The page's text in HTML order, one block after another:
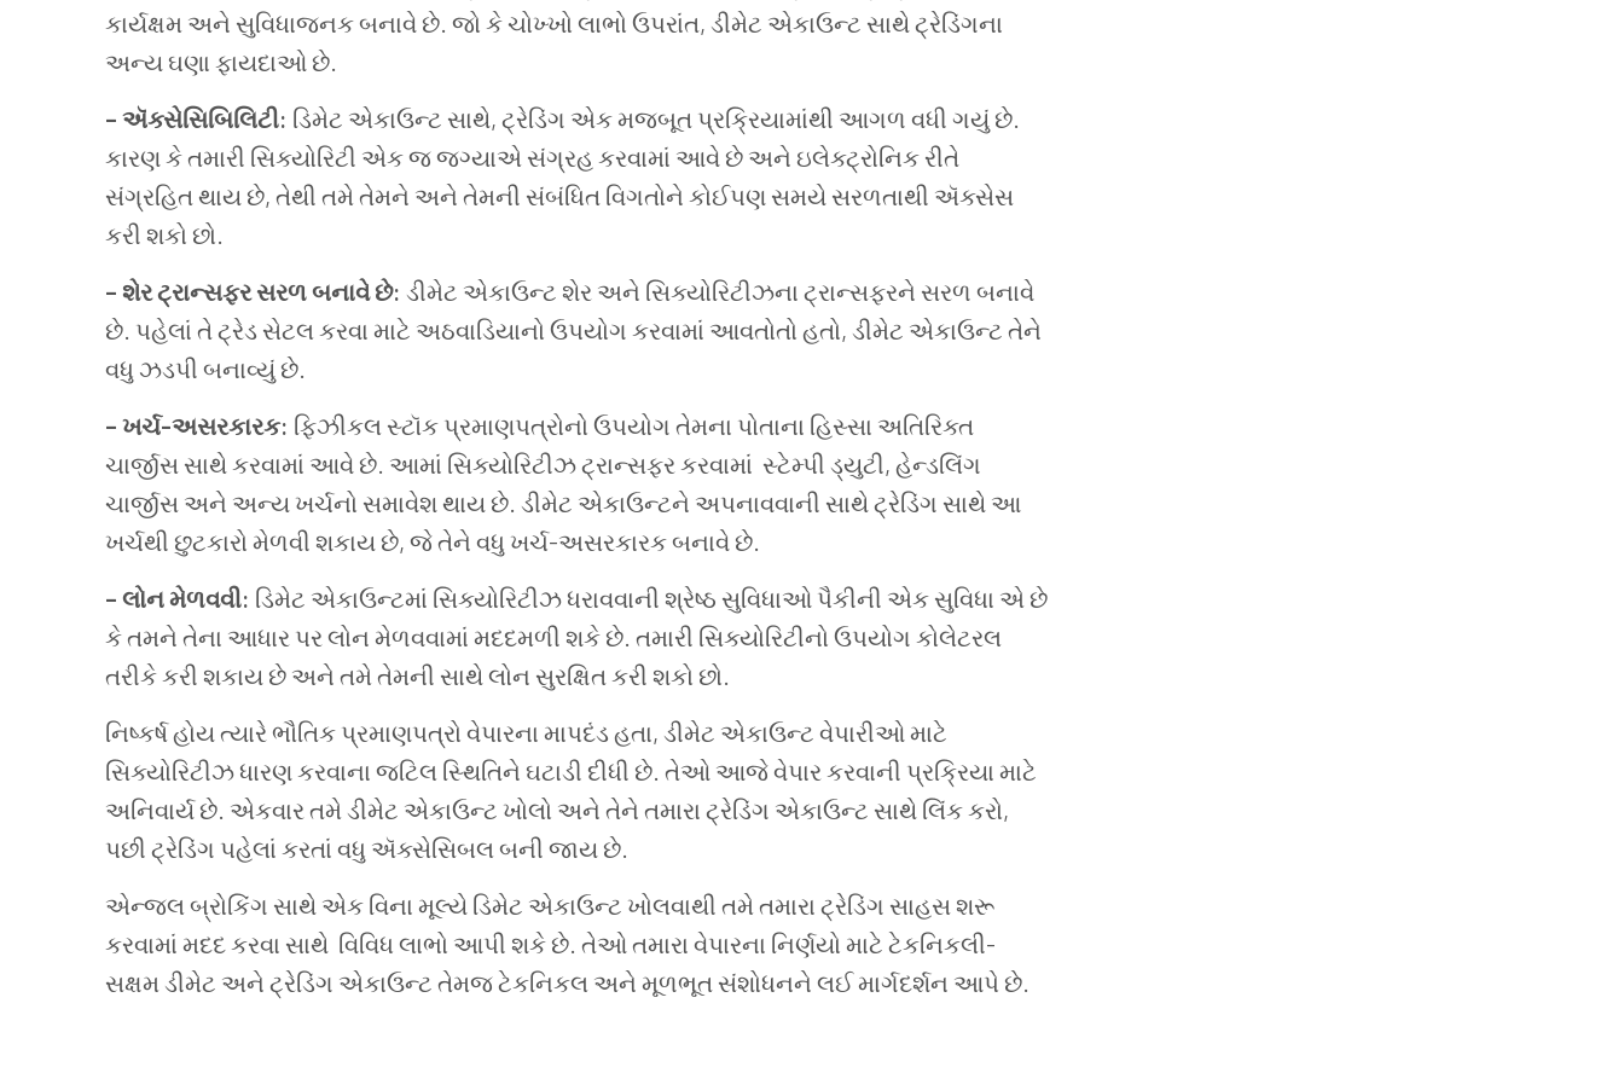
કાર્યક્ષમ અને સુવિધાજનકબનાવે છે. જો કે ચોખ્ખો લાભો ઉપરાંત, ડીમેટ એકાઉન્ટ સાથેટ્રેડિંગના
અન્યઘણા ફાયદાઓ છે.
– ઍક્સેસિબિલિટી: ડિમેટ એકાઉન્ટ સાથે, ટ્રેડિંગ એકમજબૂત પ્રક્રિયામાંથી આગળ વધી ગયું છે.
કારણકેતમારી સિક્યોરિટી એકજજગ્યાએ સંગ્રહ કરવામાં આવે છે અને ઇલેક્ટ્રોનિક રીતે
સંગ્રહિતથાય છે, તેથી તમેતેમને અને તેમની સંબંધિત વિગતોને કોઈપણ સમયે સરળતાથી ઍક્સેસ
કરી શકો છો.
– શેરટ્રાન્સફરસરળબનાવેછે: ડીમેટ એકાઉન્ટ શેર અને સિક્યોરિટીઝના ટ્રાન્સફરને સરળ બનાવે
છે. પહેલાં તેટ્રેડ સેટલકરવા માટે અઠવાડિયાનો ઉપયોગ કરવામાં આવતોતો હતો, ડીમેટ એકાઉન્ટ તેને
વધુ ઝડપી બનાવ્યું છે.
– ખર્ચ-અસરકારક: ફિઝીકલ સ્ટૉક પ્રમાણપત્રોનો ઉપયોગ તેમના પોતાના હિસ્સા અતિરિક્ત
ચાર્જીસ સાથેકરવામાં આવે છે. આમાં સિક્યોરિટીઝટ્રાન્સફરકરવામાં સ્ટેમ્પી ડ્યુટી, હેન્ડલિંગ
ચાર્જીસ અને અન્યખર્ચનો સમાવેશથાય છે. ડીમેટ એકાઉન્ટને અપનાવવાની સાથેટ્રેડિંગ સાથે આ
ખર્ચથી છુટકારો મેળવી શકાય છે, જેતેને વધુ ખર્ચ-અસરકારકબનાવે છે.
– લોનમેળવવી: ડિમેટ એકાઉન્ટમાં સિક્યોરિટીઝ ધરાવવાની શ્રેષ્ઠ સુવિધાઓ પૈકીની એક સુવિધા એ છે
કેતમને તેના આધાર પરલોન મેળવવામાં મદદમળી શકે છે. તમારી સિક્યોરિટીનો ઉપયોગ કોલેટરલ
તરીકેકરી શકાય છે અને તમેતેમની સાથેલોન સુરક્ષિતકરી શકો છો.
નિષ્કર્ષહોયત્યારેભૌતિક પ્રમાણપત્રો વેપારના માપદંડહતા, ડીમેટ એકાઉન્ટ વેપારીઓમાટે
સિક્યોરિટીઝ ધારણકરવાના જટિલ સ્થિતિને ઘટાડી દીધી છે. તેઓ આજેવેપારકરવાની પ્રક્રિયા માટે
અનિવાર્ય છે. એકવારતમે ડીમેટ એકાઉન્ટ ખોલો અને તેને તમારા ટ્રેડિંગ એકાઉન્ટ સાથે લિંકકરો,
પછી ટ્રેડિંગ પહેલાં કરતાં વધુ ઍક્સેસિબલબની જાય છે.
એન્જલબ્રોકિંગ સાથે એક વિના મૂલ્યે ડિમેટ એકાઉન્ટ ખોલવાથી તમેતમારા ટ્રેડિંગ સાહસશરૂ
કરવામાં મદદકરવા સાથે વિવિધ લાભો આપી શકે છે. તેઓતમારા વેપારના નિર્ણયો માટે ટેકનિકલી-
સક્ષમ ડીમેટ અને ટ્રેડિંગ એકાઉન્ટ તેમજટેકનિકલ અને મૂળભૂત સંશોધનને લઈમાર્ગદર્શન આપે છે.